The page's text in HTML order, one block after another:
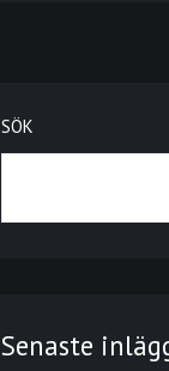
SÖK
Senaste